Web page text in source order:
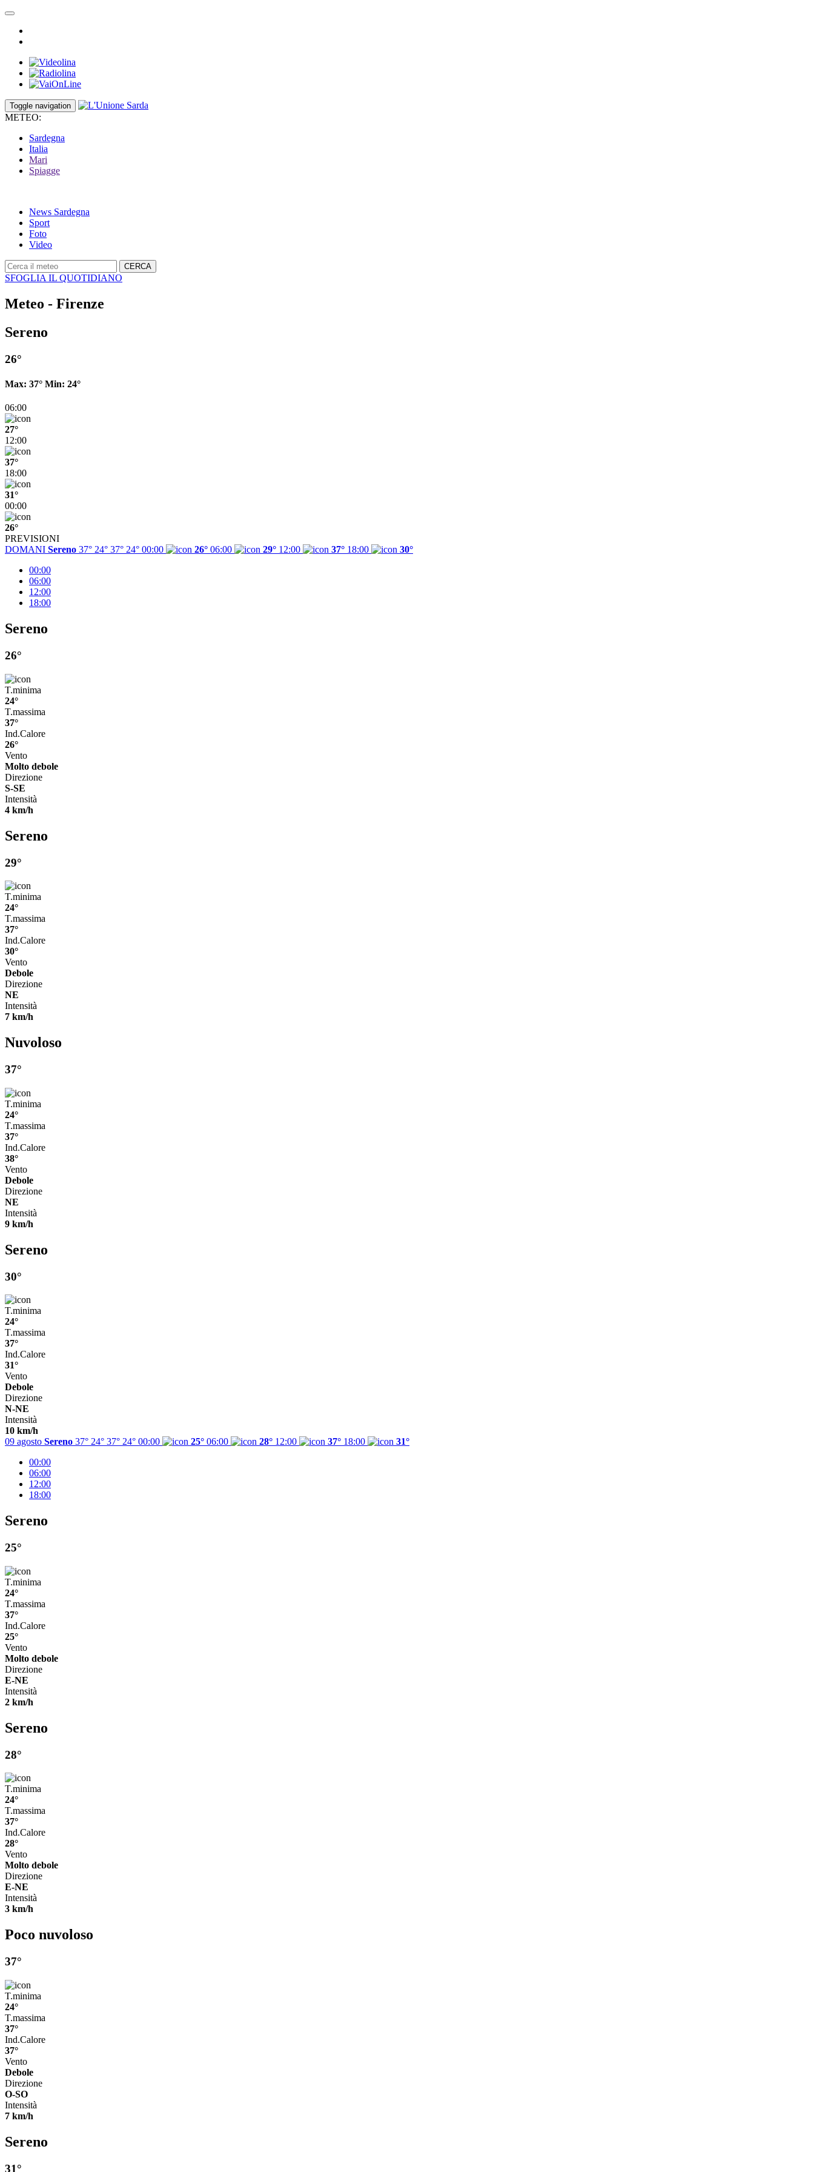
Toggle navigation
METEO:
Sardegna
Italia
Mari
Spiagge
News Sardegna
Sport
Foto
Video
SFOGLIA IL QUOTIDIANO
Meteo - Firenze
Sereno
26°
Max: 37° Min: 24°
06:00
27°
12:00
37°
18:00
31°
00:00
26°
PREVISIONI
DOMANI Sereno 37° 24° 37° 24° 00:00 26° 06:00 29° 12:00 37° 18:00
30°
00:00
06:00
12:00
18:00
Sereno
26°
T.minima
24°
T.massima
37°
Ind.Calore
26°
Vento
Molto debole
Direzione
S-SE
Intensità
4 km/h
Sereno
29°
T.minima
24°
T.massima
37°
Ind.Calore
30°
Vento
Debole
Direzione
NE
Intensità
7 km/h
Nuvoloso
37°
T.minima
24°
T.massima
37°
Ind.Calore
38°
Vento
Debole
Direzione
NE
Intensità
9 km/h
Sereno
30°
T.minima
24°
T.massima
37°
Ind.Calore
31°
Vento
Debole
Direzione
N-NE
Intensità
10 km/h
09 agosto Sereno 37° 24° 37° 24° 00:00 25° 06:00 28° 12:00 37° 18:00
31°
00:00
06:00
12:00
18:00
Sereno
25°
T.minima
24°
T.massima
37°
Ind.Calore
25°
Vento
Molto debole
Direzione
E-NE
Intensità
2 km/h
Sereno
28°
T.minima
24°
T.massima
37°
Ind.Calore
28°
Vento
Molto debole
Direzione
E-NE
Intensità
3 km/h
Poco nuvoloso
37°
T.minima
24°
T.massima
37°
Ind.Calore
37°
Vento
Debole
Direzione
O-SO
Intensità
7 km/h
Sereno
31°